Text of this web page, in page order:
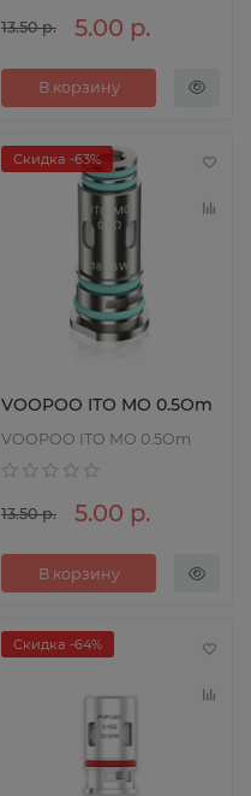
13.50 р. 5.00 р.
В корзину
Скидка -63%
VOOPOO ITO MO 0.5Om
VOOPOO ITO MO 0.5Om
13.50 р. 5.00 р.
В корзину
Скидка -64%